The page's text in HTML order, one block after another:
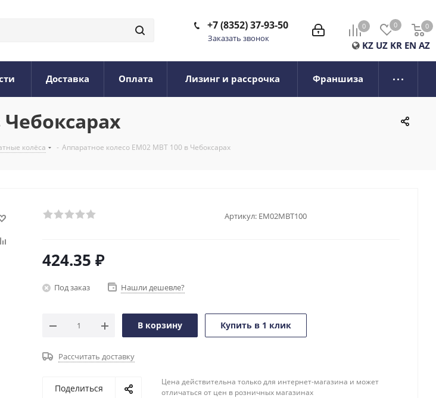
0 0 0
0
KZ UZ KR EN AZ
+7 (8352) 37-93-50
Заказать звонок
Доставка Оплата Лизинг и рассрочка Франшиза
Чебоксарах
колёса - Аппаратное колесо EM02 MBT 100 в Чебоксарах
Артикул: EM02MBT100
424.35 ₽
Под заказ Нашли дешевле?
В корзину Купить в 1 клик
Рассчитать доставку
Поделиться
Цена действительна только для интернет-магазина и может
отличаться от цен в розничных магазинах